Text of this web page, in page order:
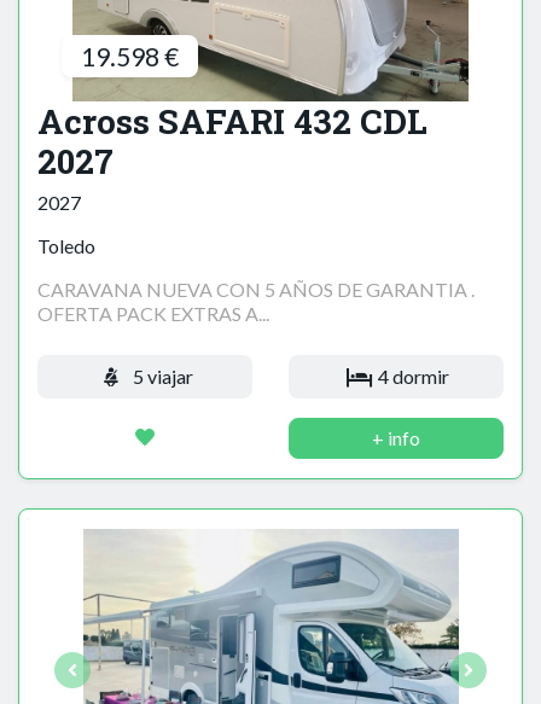
19.598 €
Across SAFARI 432 CDL
2027
2027
Toledo
CARAVANA NUEVA CON 5 AÑOS DE GARANTIA .
OFERTA PACK EXTRAS A...
5 viajar 4 dormir
+ info